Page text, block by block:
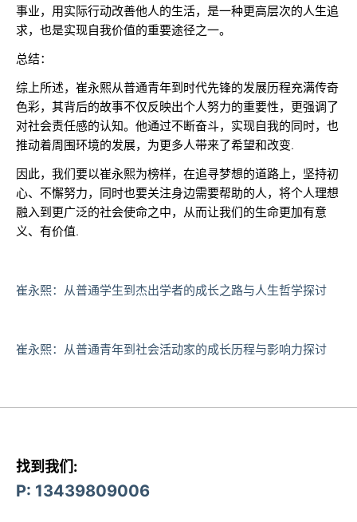
事业，用实际行动改善他人的生活，是一种更高层次的人生追
求，也是实现自我价值的重要途径之一。
总结：
综上所述，崔永熙从普通青年到时代先锋的发展历程充满传奇
色彩，其背后的故事不仅反映出个人努力的重要性，更强调了
对社会责任感的认知。他通过不断奋斗，实现自我的同时，也
推动着周围环境的发展，为更多人带来了希望和改变.
因此，我们要以崔永熙为榜样，在追寻梦想的道路上，坚持初
心、不懈努力，同时也要关注身边需要帮助的人，将个人理想
融入到更广泛的社会使命之中，从而让我们的生命更加有意
义、有价值.
崔永熙：从普通学生到杰出学者的成长之路与人生哲学探讨
崔永熙：从普通青年到社会活动家的成长历程与影响力探讨
找到我们:
P: 13439809006